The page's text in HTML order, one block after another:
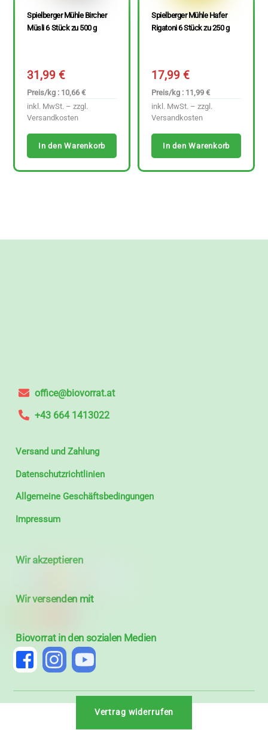
Spielberger Mühle Bircher
Müsli 6 Stück zu 500 g
31,99€
Preis/kg : 10,66 €
inkl. MwSt. – zzgl.
Versandkosten
In den Warenkorb
Spielberger Mühle Hafer
Rigatoni 6 Stück zu 250 g
17,99€
Preis/kg : 11,99 €
inkl. MwSt. – zzgl.
Versandkosten
In den Warenkorb
office@biovorrat.at
+43 664 1413022
Versand und Zahlung
Datenschutzrichtlinien
Allgemeine Geschäftsbedingungen
Impressum
Wir akzeptieren
Wir versenden mit
Biovorrat in den sozialen Medien
Vertrag widerrufen